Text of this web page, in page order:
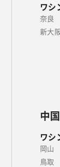
ワシ
奈良
新大
中
ワシ
岡山
鳥取